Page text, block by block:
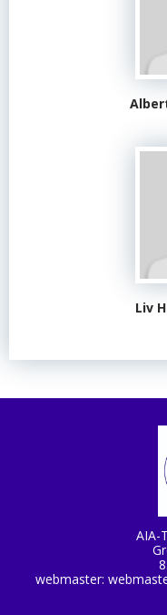
Liv
AIA-
webmaster: